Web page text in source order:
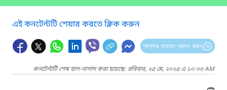
এই কনটেন্টটি শেয়ার করতে ক্লিক করুন
আপনার মতামত প্রদান করুন
কনটেন্টটি শেষ হাল-নাগাদ করা হয়েছে: রবিবার, ২৫ মে, ২০২৫ এ ১০:০৩ AM